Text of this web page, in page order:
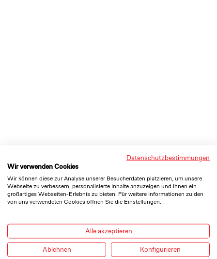
Datenschutzbestimmungen
Wir verwenden Cookies
Wir können diese zur Analyse unserer Besucherdaten platzieren, um unsere
Webseite zu verbessern, personalisierte Inhalte anzuzeigen und Ihnen ein
großartiges Webseiten-Erlebnis zu bieten. Für weitere Informationen zu den
von uns verwendeten Cookies öffnen Sie die Einstellungen.
Alle akzeptieren
Ablehnen Konfigurieren